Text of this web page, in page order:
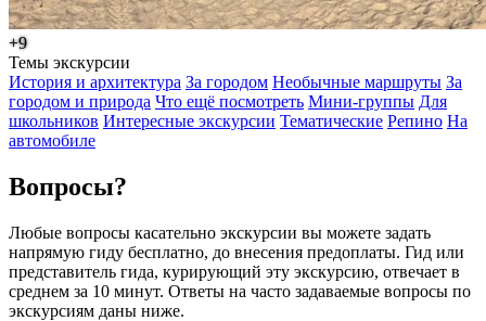
+9
Темы экскурсии
История и архитектура За городом Необычные маршруты За
городом и природа Что ещё посмотреть Мини-группы Для
школьников Интересные экскурсии Тематические Репино На
автомобиле
Вопросы?
Любые вопросы касательно экскурсии вы можете задать
напрямую гиду бесплатно, до внесения предоплаты. Гид или
представитель гида, курирующий эту экскурсию, отвечает в
среднем за 10 минут. Ответы на часто задаваемые вопросы по
экскурсиям даны ниже.